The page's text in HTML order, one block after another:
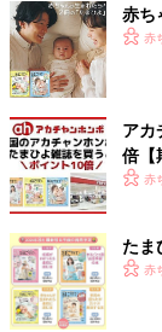
赤ち
赤
アカ
倍【
赤
たま
赤